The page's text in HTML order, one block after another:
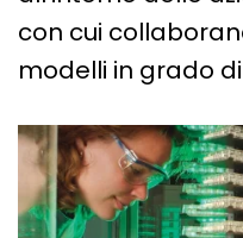
con cui
modelli in grado